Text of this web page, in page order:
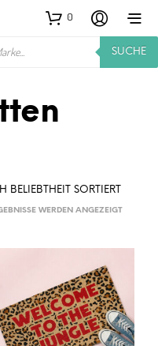
0
SUCHE
WERDEN ANGEZEIGTNACH